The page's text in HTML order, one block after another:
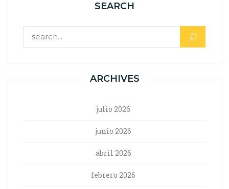
SEARCH
ARCHIVES
julio 2026
junio 2026
abril 2026
febrero 2026